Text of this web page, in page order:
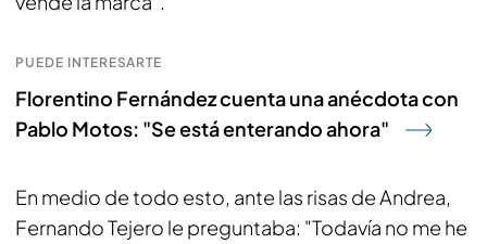
PUEDE INTERESARTE
Florentino Fernández cuenta una anécdota con
Pablo Motos: "Se está enterando ahora"
En medio de todo esto, ante las risas de Andrea,
Fernando Tejero le preguntaba: "Todavía no me he